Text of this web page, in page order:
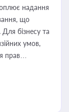
надання
що
бізнесу та
умов,
прав